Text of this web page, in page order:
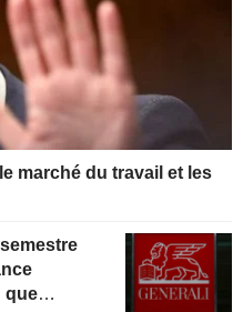
marché du travail et les
que